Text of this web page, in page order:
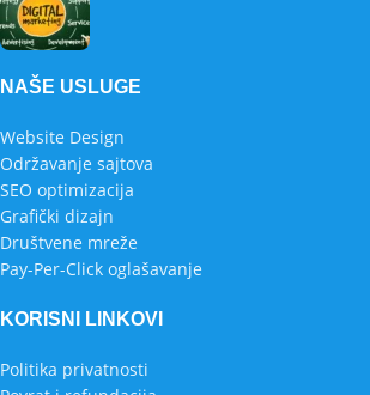
NAŠE USLUGE
Website Design
Održavanje sajtova
SEO optimizacija
Grafički dizajn
Društvene mreže
Pay-Per-Click oglašavanje
KORISNI LINKOVI
Politika privatnosti